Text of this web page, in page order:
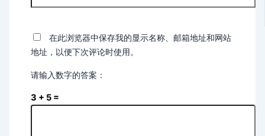
在此浏览器中保存我的显示名称、邮箱地址和网站
地址，以便下次评论时使用。
请输入数字的答案：
3 + 5 =